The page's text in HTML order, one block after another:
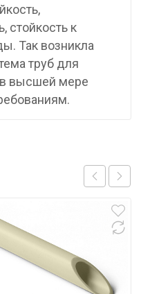
стойкость к
Так возникла
труб для
в высшей мере